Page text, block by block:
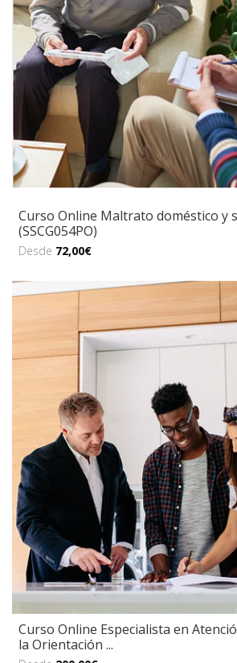
Curso Online Maltrato doméstico y
(SSCG054PO)
Desde 72,00€
Curso Online Especialista en
la Orientación ...